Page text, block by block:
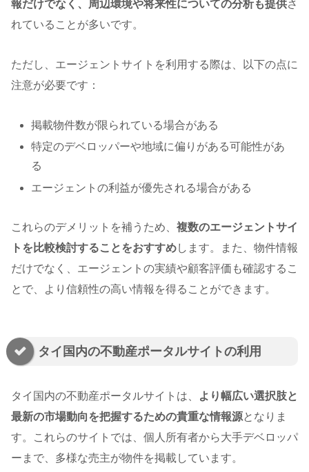
報だけでなく、周辺環境や将来性についての分析も提供さ
れていることが多いです。
ただし、エージェントサイトを利用する際は、以下の点に
注意が必要です：
掲載物件数が限られている場合がある
特定のデベロッパーや地域に偏りがある可能性があ
る
エージェントの利益が優先される場合がある
これらのデメリットを補うため、 複数のエージェントサイ
トを比較検討することをおすすめします。また、物件情報
だけでなく、エージェントの実績や顧客評価も確認するこ
とで、より信頼性の高い情報を得ることができます。
タイ国内の不動産ポータルサイトの利用
タイ国内の不動産ポータルサイトは、
より幅広い選択肢と
最新の市場動向を把握するための貴重な情報源となりま
す。これらのサイトでは、個人所有者から大手デベロッパ
ーまで、多様な売主が物件を掲載しています。